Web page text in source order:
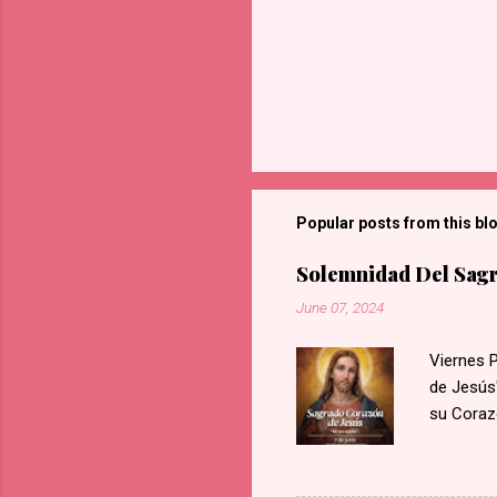
Popular posts from this
Solemnidad Del
June 07, 2024
Viernes
de
su